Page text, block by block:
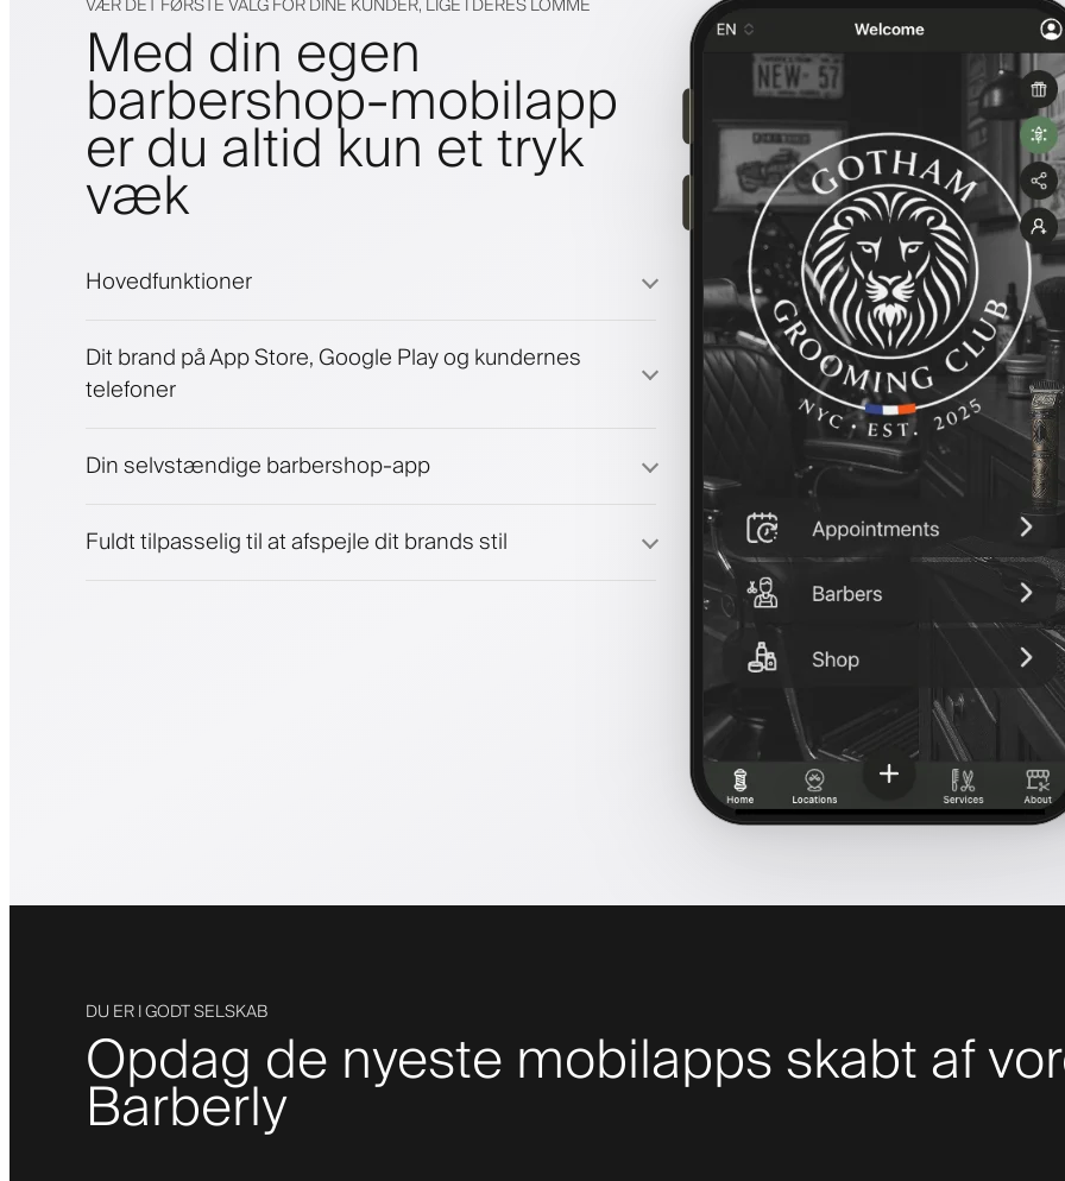
Med din egen
barbershop-mobilapp
er du altid kun et tryk
væk
Hovedfunktioner
Betalinger, sikkerhedsdepositum
Sælg skønhedsprodukter
Dit brand på App Store, Google Play og kundernes
telefoner
Din selvstændige barbershop-app
Fuldt tilpasselig til at afspejle dit brands stil
DU ER I GODT SELSKAB
Opdag de nyeste mobilapps skabt af
Barberly